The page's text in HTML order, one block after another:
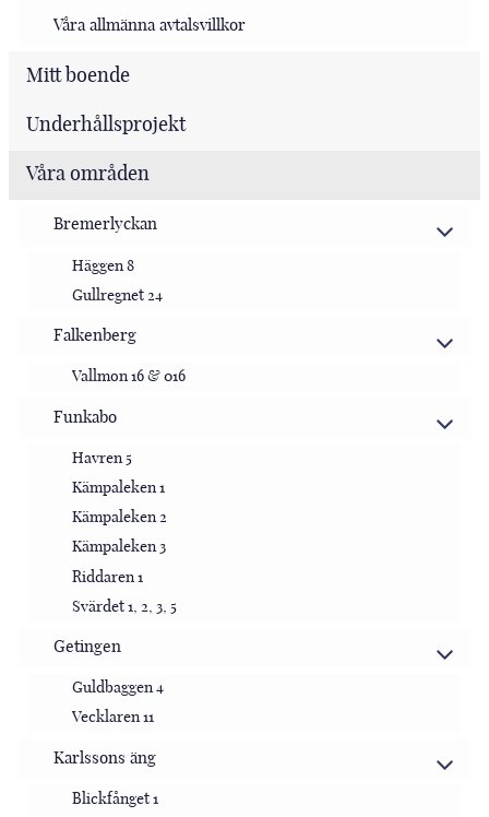
Våra allmänna avtalsvillkor
Mitt boende
Underhållsprojekt
Våra områden
Bremerlyckan
Häggen 8
Gullregnet 24
Falkenberg
Vallmon 16 & 016
Funkabo
Havren 5
Kämpaleken 1
Kämpaleken 2
Kämpaleken 3
Riddaren 1
Svärdet 1, 2, 3, 5
Getingen
Guldbaggen 4
Vecklaren 11
Karlssons äng
Blickfånget 1